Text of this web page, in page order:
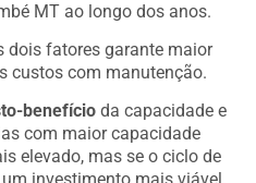
dois fatores garante maior
custos com manutenção.
benefício da capacidade e
com maior capacidade
elevado, mas se o ciclo de
investimento mais viável.